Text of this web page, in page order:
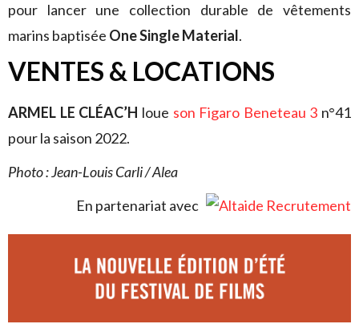
pour lancer une collection durable de vêtements
marins baptisée One Single Material.
VENTES & LOCATIONS
ARMEL LE CLÉAC’H loue son Figaro Beneteau 3 n°41
pour la saison 2022.
Photo : Jean-Louis Carli / Alea
En partenariat avec